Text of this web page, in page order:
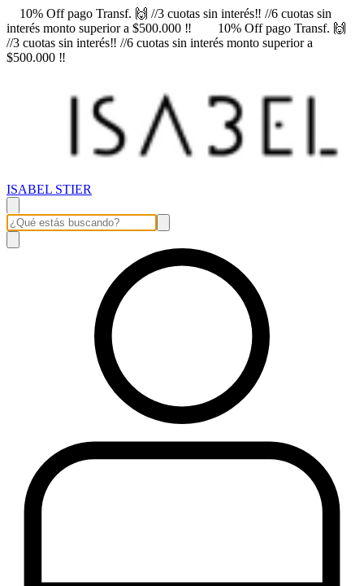
10% Off pago Transf. 🙌 //3 cuotas sin interés‼️ //6 cuotas sin
interés monto superior a $500.000 ‼️
10% Off pago Transf. 🙌
//3 cuotas sin interés‼️ //6 cuotas sin interés monto superior a
$500.000 ‼️
ISABEL STIER